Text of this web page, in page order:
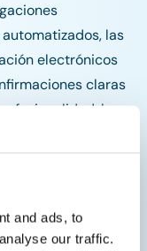
and ads, to
our traffic.
las
electrónicos
claras
lo
los pedidos. Y